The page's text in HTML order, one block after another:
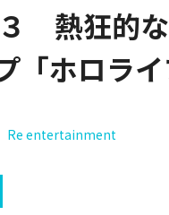
熱狂的
「ホロライ
Re entertainment